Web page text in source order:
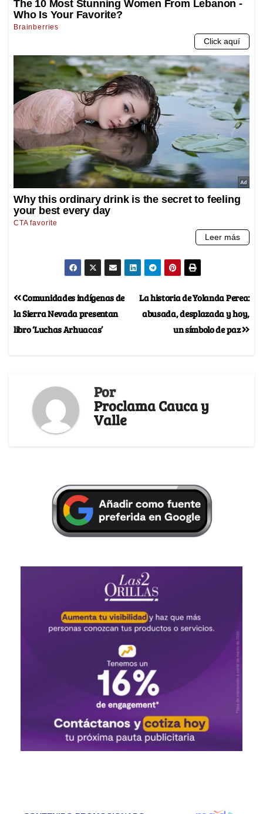
La historia de Yolanda Perea:
abusada, desplazada y hoy,
un símbolo de paz
Comunidades indígenas de
la Sierra Nevada presentan
libro ‘Luchas Arhuacas’
Por
Proclama Cauca y
Valle